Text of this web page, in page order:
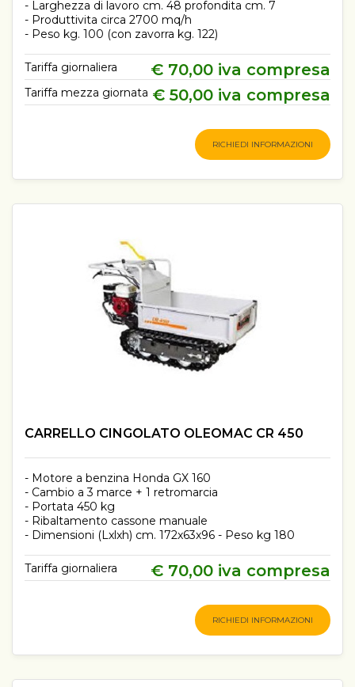
- Larghezza di lavoro cm. 48 profondita cm. 7
- Produttivita circa 2700 mq/h
- Peso kg. 100 (con zavorra kg. 122)
Tariffa giornaliera € 70,00 iva compresa
Tariffa mezza giornata € 50,00 iva compresa
RICHIEDI INFORMAZIONI
CARRELLO CINGOLATO OLEOMAC CR 450
- Motore a benzina Honda GX 160
- Cambio a 3 marce + 1 retromarcia
- Portata 450 kg
- Ribaltamento cassone manuale
- Dimensioni (Lxlxh) cm. 172x63x96 - Peso kg 180
Tariffa giornaliera € 70,00 iva compresa
RICHIEDI INFORMAZIONI